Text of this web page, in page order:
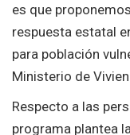
es que
respuesta estatal
para población
Ministerio de
Respecto a las
programa plantea